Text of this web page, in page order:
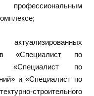
«Специалист по
«Специалист по
и «Специалист по
строительного